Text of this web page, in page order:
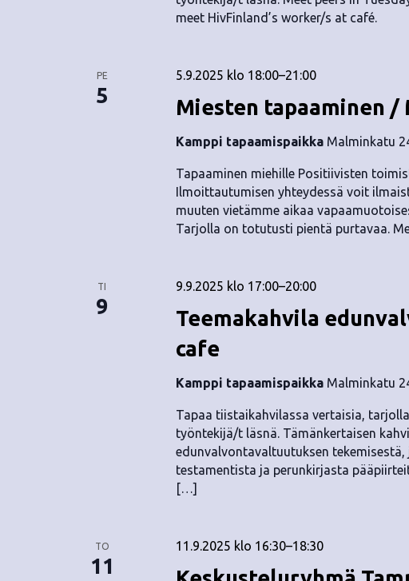
meet HivFinland’s worker/s at café.
PE
5 Miesten tapaaminen
5.9.2025 klo 18:00–21:00
Kamppi tapaamispaikka Malminkatu
Tapaaminen miehille Positiivisten
Ilmoittautumisen yhteydessä voit
muuten vietämme aikaa
Tarjolla on totutusti pientä purtavaa.
TI
9
Teemakahvila
cafe
9.9.2025 klo 17:00–20:00
Kamppi tapaamispaikka Malminkatu
Tapaa tiistaikahvilassa vertaisia,
työntekijä/t läsnä. Tämänkertaisen
edunvalvontavaltuutuksen
testamentista ja perunkirjasta
[…]
TO
11
11.9.2025 klo 16:30–18:30